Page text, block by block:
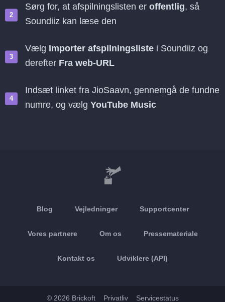
Sørg for, at afspilningslisten er offentlig, så
Soundiiz kan læse den
Vælg Importer afspilningsliste i Soundiiz og
derefter Fra web-URL
Indsæt linket fra JioSaavn, gennemgå de fundne
numre, og vælg YouTube Music
Blog Vejledninger Supportcenter
Vores partnere Om os Pressemateriale
Kontakt os Udviklere (API)
© 2026 Brickoft Privatliv Servicestatus